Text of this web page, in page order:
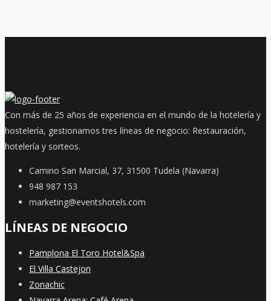
Con más de 25 años de experiencia en el mundo de la hotelería y
hostelería, gestionamos tres líneas de negocio: Restauración,
hotelería y sorteos.
Camino San Marcial, 37, 31500 Tudela (Navarra)
948 987 153
marketing@eventshotels.com
LÍNEAS DE NEGOCIO
Pamplona El Toro Hotel&Spa
El Villa Castejon
Zonachic